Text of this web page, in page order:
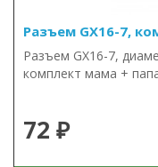
Разъем GX16-7,
Разъем GX16-7,
комплект мама +
72 ₽